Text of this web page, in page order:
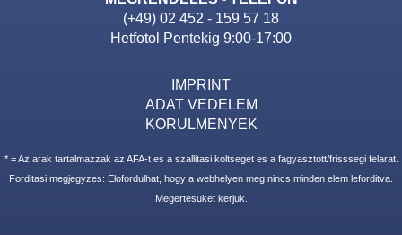
(+49) 02 452 - 159 57 18
Hetfotol Pentekig 9:00-17:00
IMPRINT
ADAT VEDELEM
KORULMENYEK
* = Az arak tartalmazzak az AFA-t es a szallitasi koltseget es a fagyasztott/frisssegi felarat.
Forditasi megjegyzes: Elofordulhat, hogy a webhelyen meg nincs minden elem leforditva.
Megertesuket kerjuk.